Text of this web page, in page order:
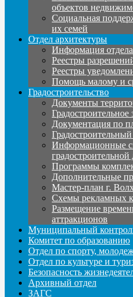
объектов
Социальная
их семей
Отдел архитектуры
Информация
Реестры
Реестры
Помощь малому и
Градостроительство
Документы
Градостроительное
Документация по
Информационные
градостроительной
Программы
Дополнительные
Мастер-план г.
Схемы рекламных
Размещение
аттракционов
Муниципальный
Комитет по образованию
Отдел по спорту,
Отдел по культуре и
Безопасность
Архивный отдел
ЗАГС